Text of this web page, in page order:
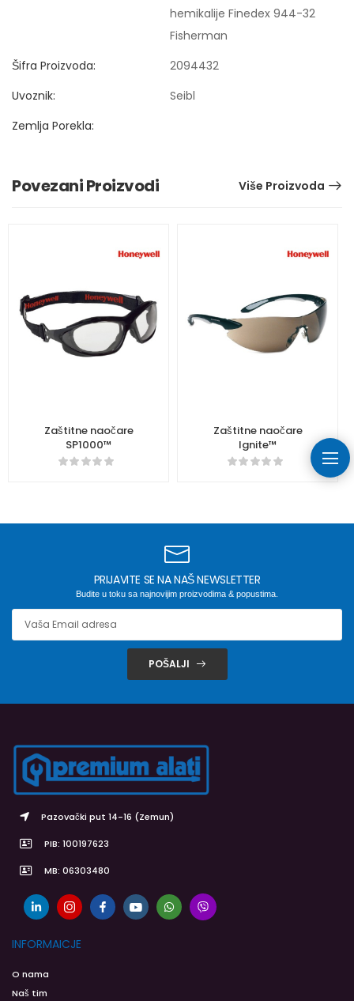
hemikalije Finedex 944-32
Fisherman
Šifra Proizvoda:
2094432
Uvoznik:
Seibl
Zemlja Porekla:
Povezani Proizvodi Više Proizvoda
Zaštitne naočare
SP1000™
Zaštitne naočare
Ignite™
PRIJAVITE SE NA NAŠ NEWSLETTER
Budite u toku sa najnovijim proizvodima & popustima.
POŠALJI
Pazovački put 14-16 (Zemun)
PIB: 100197623
MB: 06303480
INFORMAICJE
O nama
Naš tim